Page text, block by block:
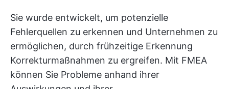
Sie wurde entwickelt, um potenzielle
Fehlerquellen zu erkennen und Unternehmen zu
ermöglichen, durch frühzeitige Erkennung
Korrekturmaßnahmen zu ergreifen. Mit FMEA
können Sie Probleme anhand ihrer